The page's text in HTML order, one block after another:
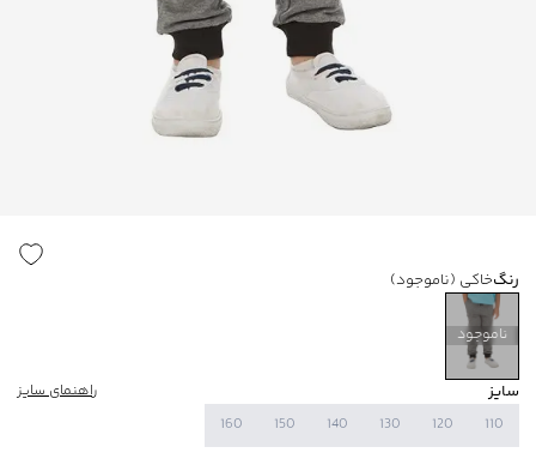
رنگخاکی (ناموجود)
ناموجود
سایز
راهنمای سایز
110
120
130
140
150
160